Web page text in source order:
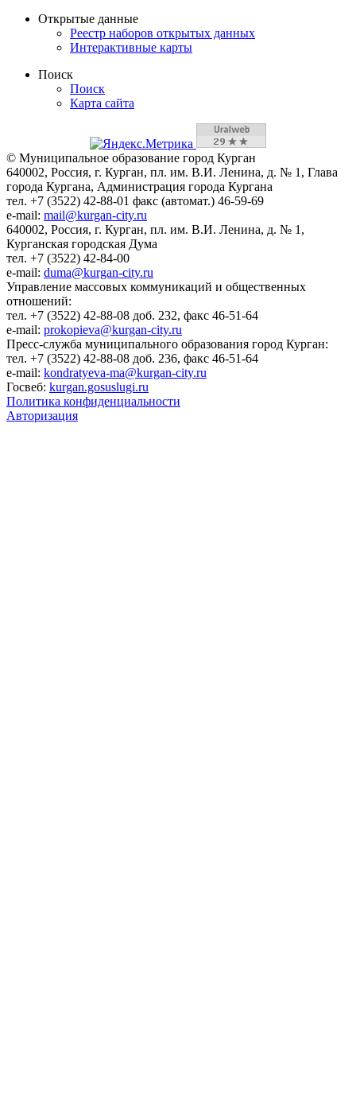
Открытые данные
Реестр наборов открытых данных
Интерактивные карты
Поиск
Поиск
Карта сайта
© Муниципальное образование город Курган
640002, Россия, г. Курган, пл. им. В.И. Ленина, д. № 1, Глава
города Кургана, Администрация города Кургана
тел. +7 (3522) 42-88-01 факс (автомат.) 46-59-69
e-mail: mail@kurgan-city.ru
640002, Россия, г. Курган, пл. им. В.И. Ленина, д. № 1,
Курганская городская Дума
тел. +7 (3522) 42-84-00
e-mail: duma@kurgan-city.ru
Управление массовых коммуникаций и общественных
отношений:
тел. +7 (3522) 42-88-08 доб. 232, факс 46-51-64
e-mail: prokopieva@kurgan-city.ru
Пресс-служба муниципального образования город Курган:
тел. +7 (3522) 42-88-08 доб. 236, факс 46-51-64
e-mail: kondratyeva-ma@kurgan-city.ru
Госвеб: kurgan.gosuslugi.ru
Политика конфиденциальности
Авторизация